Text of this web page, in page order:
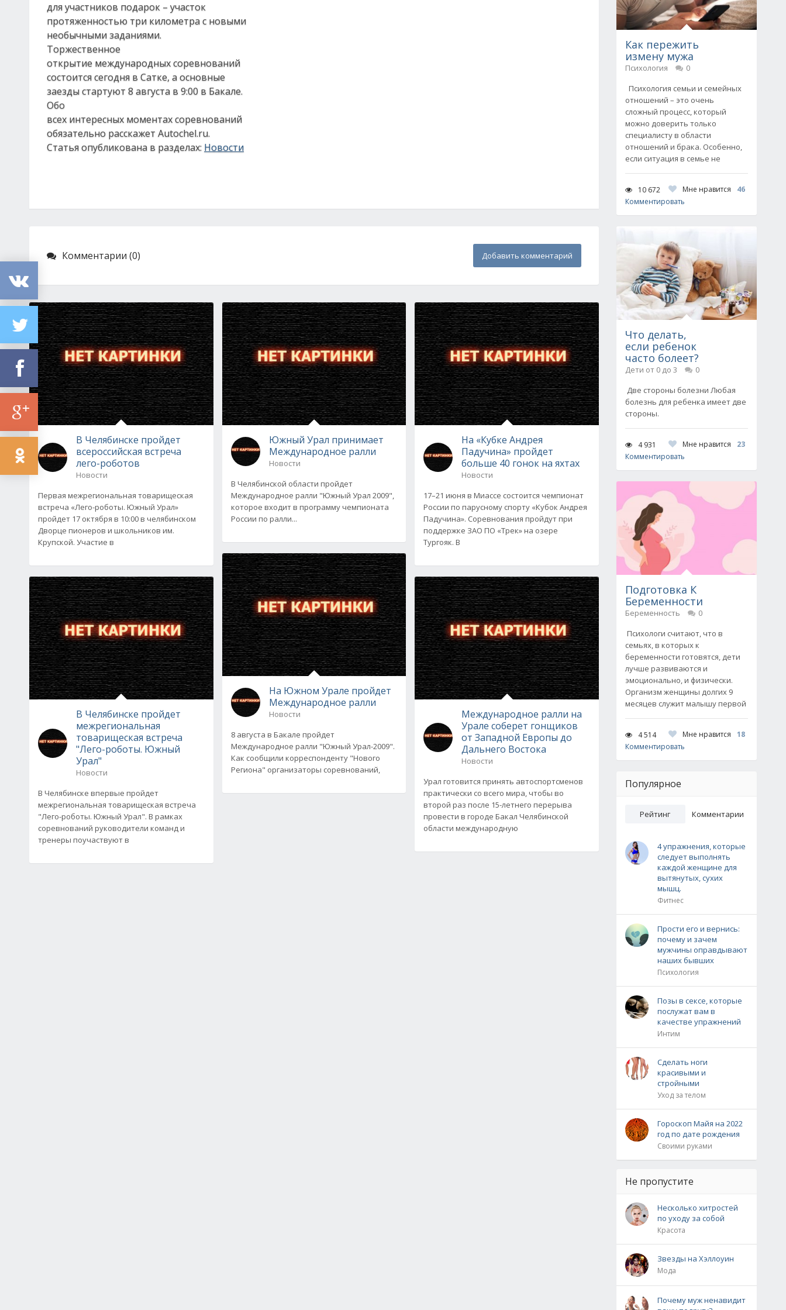
для участников подарок – участок
протяженностью три километра с новыми
необычными заданиями.
Торжественное
открытие международных соревнований
состоится сегодня в Сатке, а основные
заезды стартуют 8 августа в 9:00 в Бакале.
Обо
всех интересных моментах соревнований
обязательно расскажет Autochel.ru.
Статья опубликована в разделах: Новости
Комментарии (0) Добавить комментарий
В Челябинске пройдет
всероссийская встреча
лего-роботов
Новости
Первая межрегиональная товарищеская
встреча «Лего-роботы. Южный Урал»
пройдет 17 октября в 10:00 в челябинском
Дворце пионеров и школьников им.
Крупской. Участие в
В Челябинске пройдет
межрегиональная
товарищеская встреча
"Лего-роботы. Южный
Урал"
Новости
В Челябинске впервые пройдет
межрегиональная товарищеская встреча
"Лего-роботы. Южный Урал". В рамках
соревнований руководители команд и
тренеры поучаствуют в
Южный Урал принимает
Международное ралли
Новости
В Челябинской области пройдет
Международное ралли "Южный Урал 2009",
которое входит в программу чемпионата
России по ралли...
На Южном Урале пройдет
Международное ралли
Новости
8 августа в Бакале пройдет
Международное ралли "Южный Урал-2009".
Как сообщили корреспонденту "Нового
Региона" организаторы соревнований,
На «Кубке Андрея
Падучина» пройдет
больше 40 гонок на яхтах
Новости
17–21 июня в Миассе состоится чемпионат
России по парусному спорту «Кубок Андрея
Падучина». Соревнования пройдут при
поддержке ЗАО ПО «Трек» на озере
Тургояк. В
Международное ралли на
Урале соберет гонщиков
от Западной Европы до
Дальнего Востока
Новости
Урал готовится принять автоспортсменов
практически со всего мира, чтобы во
второй раз после 15-летнего перерыва
провести в городе Бакал Челябинской
области международную
Как пережить
измену мужа
Психология
0
Психология семьи и семейных
отношений – это очень
сложный процесс, который
можно доверить только
специалисту в области
отношений и брака. Особенно,
если ситуация в семье не
10 672 Мне нравится
46
Комментировать
Что делать,
если ребенок
часто болеет?
Дети от 0 до 3
0
Две стороны болезни Любая
болезнь для ребенка имеет две
стороны.
4 931 Мне нравится
23
Комментировать
Подготовка К
Беременности
Беременность
0
Психологи считают, что в
семьях, в которых к
беременности готовятся, дети
лучше развиваются и
эмоционально, и физически.
Организм женщины долгих 9
месяцев служит малышу первой
4 514 Мне нравится
18
Комментировать
Популярное
Рейтинг Комментарии
4 упражнения, которые
следует выполнять
каждой женщине для
вытянутых, сухих
мышц.
Фитнес
Прости его и вернись:
почему и зачем
мужчины оправдывают
наших бывших
Психология
Позы в сексе, которые
послужат вам в
качестве упражнений
Интим
Сделать ноги
красивыми и
стройными
Уход за телом
Гороскоп Майя на 2022
год по дате рождения
Своими руками
Не пропустите
Несколько хитростей
по уходу за собой
Красота
Звезды на Хэллоуин
Мода
Почему муж ненавидит